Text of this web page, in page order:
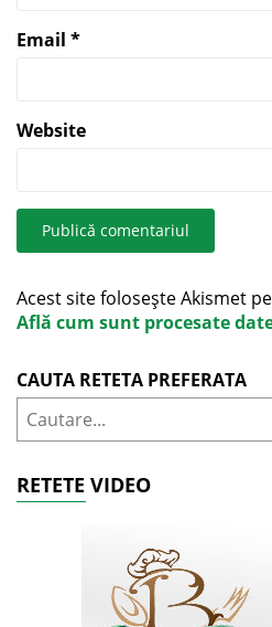
Email *
Website
Acest site folosește Akismet
Află cum sunt procesate
CAUTA RETETA PREFERATA
RETETE VIDEO